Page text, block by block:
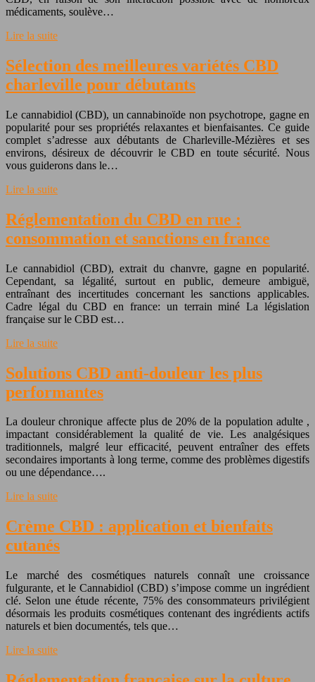
médicaments, soulève…
Lire la suite
Sélection des meilleures variétés CBD
charleville pour débutants
Le cannabidiol (CBD), un cannabinoïde non psychotrope, gagne en
popularité pour ses propriétés relaxantes et bienfaisantes. Ce guide
complet s’adresse aux débutants de Charleville-Mézières et ses
environs, désireux de découvrir le CBD en toute sécurité. Nous
vous guiderons dans le…
Lire la suite
Réglementation du CBD en rue :
consommation et sanctions en france
Le cannabidiol (CBD), extrait du chanvre, gagne en popularité.
Cependant, sa légalité, surtout en public, demeure ambiguë,
entraînant des incertitudes concernant les sanctions applicables.
Cadre légal du CBD en france: un terrain miné La législation
française sur le CBD est…
Lire la suite
Solutions CBD anti-douleur les plus
performantes
La douleur chronique affecte plus de 20% de la population adulte ,
impactant considérablement la qualité de vie. Les analgésiques
traditionnels, malgré leur efficacité, peuvent entraîner des effets
secondaires importants à long terme, comme des problèmes digestifs
ou une dépendance….
Lire la suite
Crème CBD : application et bienfaits
cutanés
Le marché des cosmétiques naturels connaît une croissance
fulgurante, et le Cannabidiol (CBD) s’impose comme un ingrédient
clé. Selon une étude récente, 75% des consommateurs privilégient
désormais les produits cosmétiques contenant des ingrédients actifs
naturels et bien documentés, tels que…
Lire la suite